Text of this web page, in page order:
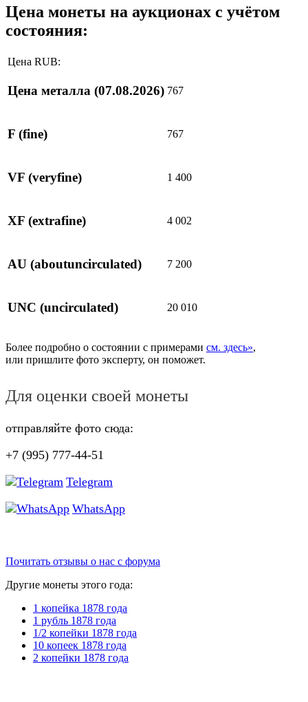
Цена монеты на аукционах с учётом
состояния:
Цена RUB:
Цена металла (07.08.2026) 767
F (fine) 767
VF (veryfine) 1 400
XF (extrafine) 4 002
AU (aboutuncirculated) 7 200
UNC (uncirculated) 20 010
Более подробно о состоянии с примерами см. здесь»,
или пришлите фото эксперту, он поможет.
Для оценки своей монеты
отправляйте фото сюда:
+7 (995) 777-44-51
Telegram
WhatsApp
Почитать отзывы о нас с форума
Другие монеты этого года:
1 копейка 1878 года
1 рубль 1878 года
1/2 копейки 1878 года
10 копеек 1878 года
2 копейки 1878 года